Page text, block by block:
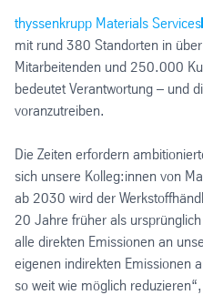
thyssenkrupp Materials Services
mit rund 380 Standorten in
Mitarbeitenden und 250.000
bedeutet Verantwortung – und
voranzutreiben.
Die Zeiten erfordern
sich unsere Kolleg:innen von
ab 2030 wird der
20 Jahre früher als
alle direkten Emissionen an
eigenen indirekten Emissionen
so weit wie möglich